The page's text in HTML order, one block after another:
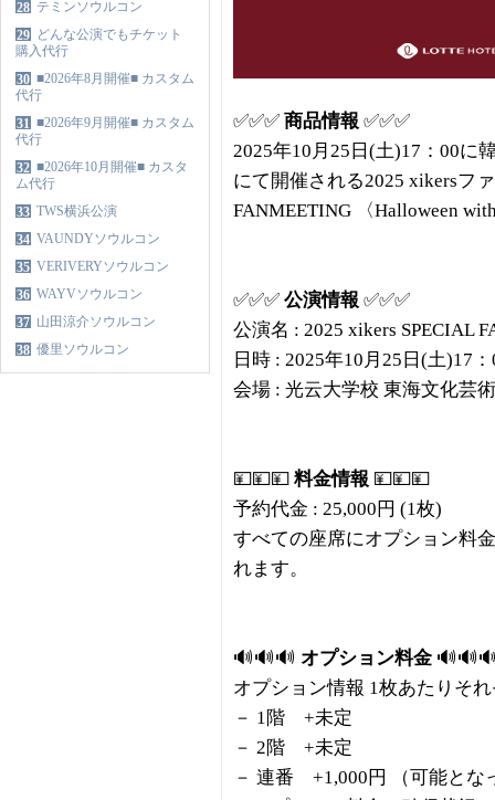
28 テミンソウルコン
29 どんな公演でもチケット
購入代行
30 ■2026年8月開催■ カスタム
代行
31 ■2026年9月開催■ カスタム
代行
32 ■2026年10月開催■ カスタ
ム代行
33 TWS横浜公演
34 VAUNDYソウルコン
35 VERIVERYソウルコン
36 WAYVソウルコン
37 山田涼介ソウルコン
38 優里ソウルコン
✅✅✅ 商品情報 ✅✅✅
2025年10月25日(土)17：00に
にて開催される2025 xikersフ
FANMEETING 〈Halloween
✅✅✅ 公演情報 ✅✅✅
公演名 : 2025 xikers SPECIAL
日時 : 2025年10月25日(土)17
会場 : 光云大学校 東海文化芸
💴💴💴 料金情報 💴💴💴
予約代金 : 25,000円 (1枚)
すべての座席にオプション料
れます。
🔊🔊🔊 オプション料金
オプション情報 1枚あたりそ
－ 1階 +未定
－ 2階 +未定
－ 連番 +1,000円 （可能とな